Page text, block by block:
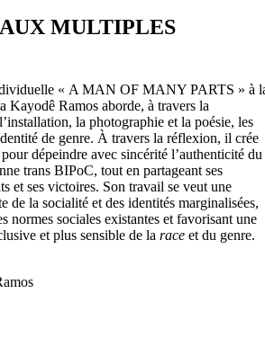
MULTIPLES
« A MAN OF MANY PARTS » à
Kayodê Ramos aborde, à travers la
la photographie et la poésie, les
de genre. À travers la réflexion, il crée
dépeindre avec sincérité l’authenticité du
trans BIPoC, tout en partageant ses
et ses victoires. Son travail se veut une
de la socialité et des identités marginalisées,
normes sociales existantes et favorisant une
et plus sensible de la race et du genre.